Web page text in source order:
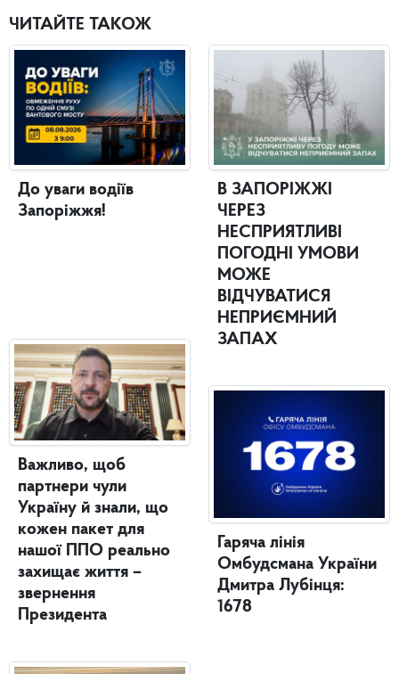
ЧИТАЙТЕ ТАКОЖ
До уваги водіїв
Запоріжжя!
Важливо, щоб
партнери чули
Україну й знали, що
кожен пакет для
нашої ППО реально
захищає життя –
звернення
Президента
В ЗАПОРІЖЖІ
ЧЕРЕЗ
НЕСПРИЯТЛИВІ
ПОГОДНІ УМОВИ
МОЖЕ
ВІДЧУВАТИСЯ
НЕПРИЄМНИЙ
ЗАПАХ
Гаряча лінія
Омбудсмана України
Дмитра Лубінця:
1678